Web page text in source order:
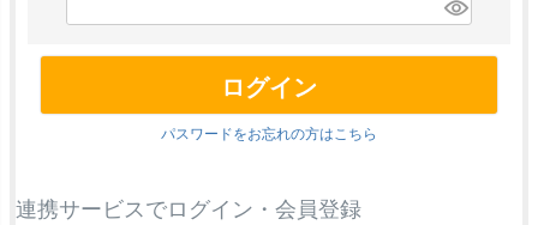
ログイン
パスワードをお忘れの方はこちら
連携サービスでログイン・会員登録